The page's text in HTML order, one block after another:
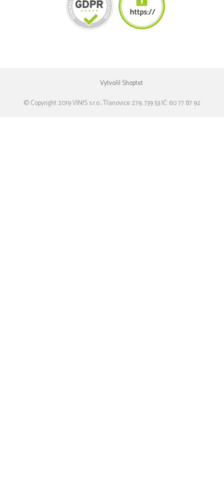
Vytvořil Shoptet
© Copyright 2019 VINIS s.r.o., Třanovice 279, 739 53 IČ: 60 77 87 92